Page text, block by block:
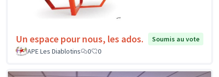
Un espace pour nous, les ados.
Soumis au vote
APE Les Diablotins
0 0